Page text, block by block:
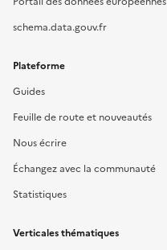
schema.data.gouv.fr
Plateforme
Guides
Feuille de route et nouveautés
Nous écrire
Échangez avec la communauté
Statistiques
Verticales thématiques